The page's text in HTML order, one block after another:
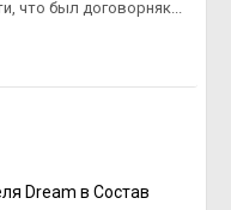
что был договорняк...
Dream в Состав